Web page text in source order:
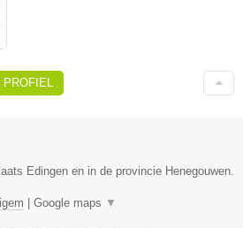
PROFIEL
Edingen en in de provincie Henegouwen.
Google maps ▼